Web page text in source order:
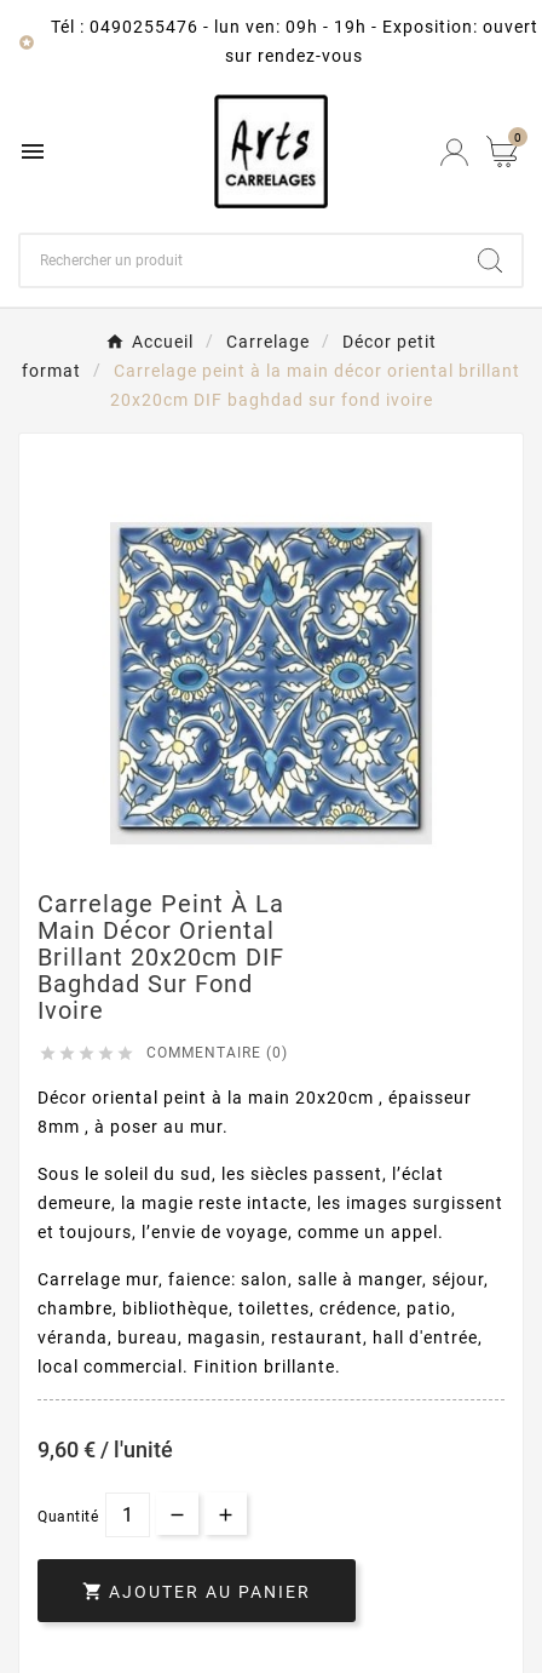

Tél : 0490255476 -
lun ven: 09h - 19h - Exposition: ouvert
sur rendez-vous
 0
Accueil Carrelage
Décor petit
format
Carrelage peint à la main décor oriental brillant
20x20cm DIF baghdad sur fond ivoire
Carrelage Peint À La
Main Décor Oriental
Brillant 20x20cm DIF
Baghdad Sur Fond
Ivoire
     COMMENTAIRE (0)
Décor oriental peint à la main 20x20cm , épaisseur
8mm , à poser au mur.
Sous le soleil du sud, les siècles passent, l’éclat
demeure, la magie reste intacte, les images surgissent
et toujours, l’envie de voyage, comme un appel.
Carrelage mur, faience: salon, salle à manger, séjour,
chambre, bibliothèque, toilettes, crédence, patio,
véranda, bureau, magasin, restaurant, hall d'entrée,
local commercial. Finition brillante.
9,60 € / l'unité
Quantité
 AJOUTER AU PANIER